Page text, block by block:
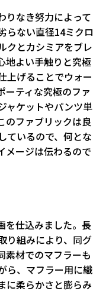
りなき努力によって
らない直径14ミクロ
クとカシミアをブレ
地よい手触りと究極
上げることでウォー
ーティな究極のファ
ャケットやパンツ単
のファブリックは良
ているので、何とな
メージは伝わるので
を仕込みました。長
り組みにより、同グ
素材でのマフラーも
ら、マフラー用に織
に柔らかさと膨らみ